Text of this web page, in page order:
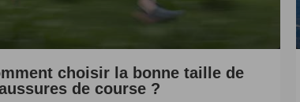
choisir la bonne taille de
de course ?